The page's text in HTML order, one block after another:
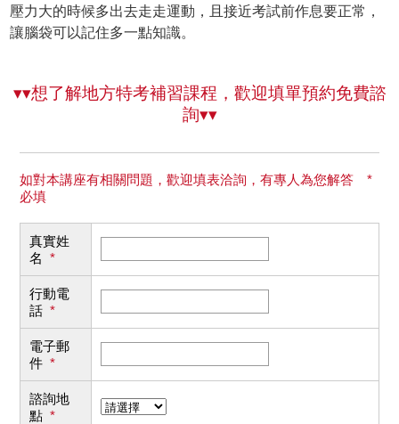
壓力大的時候多出去走走運動，且接近考試前作息要正常，
讓腦袋可以記住多一點知識。
▾▾想了解地方特考補習課程，歡迎填單預約免費諮
詢▾▾
如對本講座有相關問題，歡迎填表洽詢，有專人為您解答 *
必填
真實姓
名 *
行動電
話 *
電子郵
件 *
諮詢地
點 *